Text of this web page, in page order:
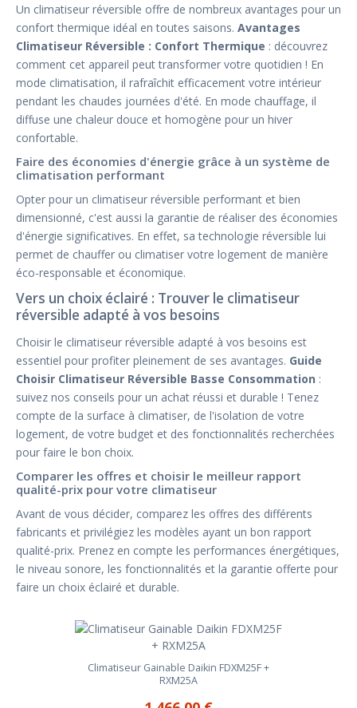
Un climatiseur réversible offre de nombreux avantages pour un
confort thermique idéal en toutes saisons. Avantages
Climatiseur Réversible : Confort Thermique : découvrez
comment cet appareil peut transformer votre quotidien ! En
mode climatisation, il rafraîchit efficacement votre intérieur
pendant les chaudes journées d'été. En mode chauffage, il
diffuse une chaleur douce et homogène pour un hiver
confortable.
Faire des économies d'énergie grâce à un système de
climatisation performant
Opter pour un climatiseur réversible performant et bien
dimensionné, c'est aussi la garantie de réaliser des économies
d'énergie significatives. En effet, sa technologie réversible lui
permet de chauffer ou climatiser votre logement de manière
éco-responsable et économique.
Vers un choix éclairé : Trouver le climatiseur
réversible adapté à vos besoins
Choisir le climatiseur réversible adapté à vos besoins est
essentiel pour profiter pleinement de ses avantages. Guide
Choisir Climatiseur Réversible Basse Consommation :
suivez nos conseils pour un achat réussi et durable ! Tenez
compte de la surface à climatiser, de l'isolation de votre
logement, de votre budget et des fonctionnalités recherchées
pour faire le bon choix.
Comparer les offres et choisir le meilleur rapport
qualité-prix pour votre climatiseur
Avant de vous décider, comparez les offres des différents
fabricants et privilégiez les modèles ayant un bon rapport
qualité-prix. Prenez en compte les performances énergétiques,
le niveau sonore, les fonctionnalités et la garantie offerte pour
faire un choix éclairé et durable.
Climatiseur Gainable Daikin FDXM25F +
RXM25A